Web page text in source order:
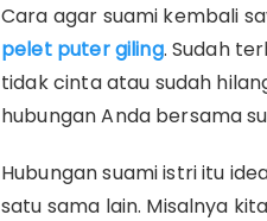
Cara agar suami kembali
pelet puter giling. Sudah
tidak cinta atau sudah
hubungan Anda bersama
Hubungan suami istri itu
satu sama lain. Misalnya